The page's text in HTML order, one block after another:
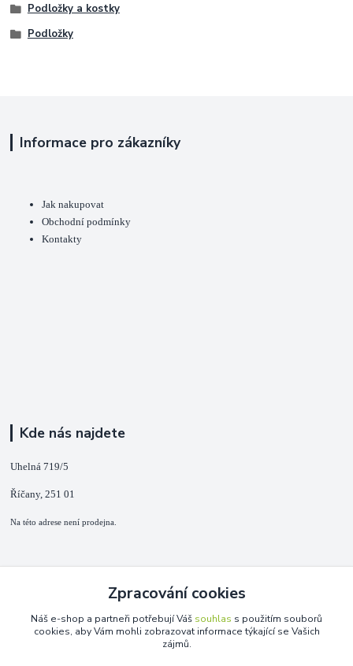
Podložky a kostky
Podložky
Informace pro zákazníky
Jak nakupovat
Obchodní podmínky
Kontakty
Kde nás najdete
Uhelná 719/5
Říčany, 251 01
Na této adrese není prodejna.
+420 725 889 873
(Po-Ne, 9-18 hod.)
Zpracování cookies
Náš e-shop a partneři potřebují Váš souhlas s použitím souborů
cookies, aby Vám mohli zobrazovat informace týkající se Vašich
zájmů.